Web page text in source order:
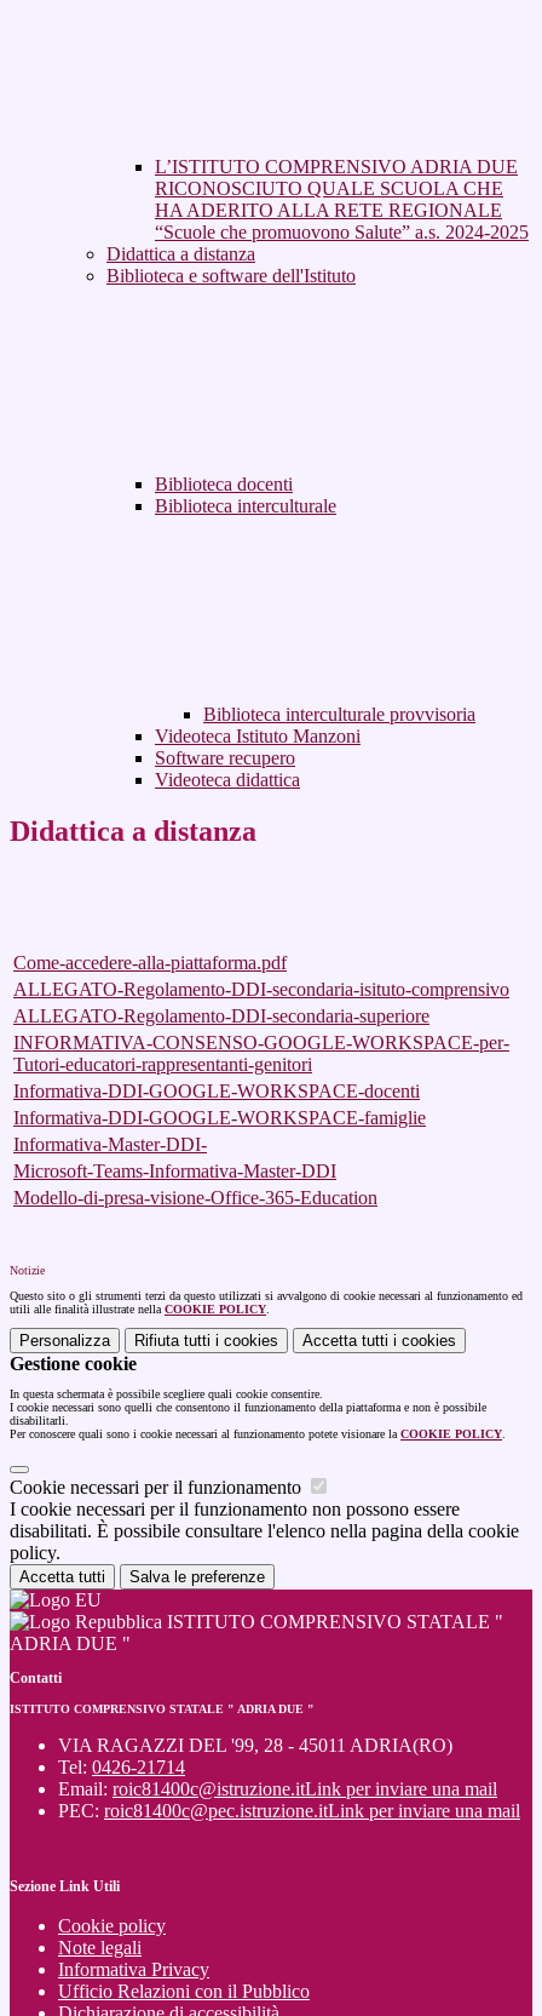
L’ISTITUTO COMPRENSIVO ADRIA DUE
RICONOSCIUTO QUALE SCUOLA CHE
HA ADERITO ALLA RETE REGIONALE
“Scuole che promuovono Salute” a.s. 2024-2025
Didattica a distanza
Biblioteca e software dell'Istituto
Biblioteca docenti
Biblioteca interculturale
Biblioteca interculturale provvisoria
Videoteca Istituto Manzoni
Software recupero
Videoteca didattica
Didattica a distanza
Come-accedere-alla-piattaforma.pdf
ALLEGATO-Regolamento-DDI-secondaria-isituto-comprensivo
ALLEGATO-Regolamento-DDI-secondaria-superiore
INFORMATIVA-CONSENSO-GOOGLE-WORKSPACE-per-
Tutori-educatori-rappresentanti-genitori
Informativa-DDI-GOOGLE-WORKSPACE-docenti
Informativa-DDI-GOOGLE-WORKSPACE-famiglie
Informativa-Master-DDI-
Microsoft-Teams-Informativa-Master-DDI
Modello-di-presa-visione-Office-365-Education
Notizie
Questo sito o gli strumenti terzi da questo utilizzati si avvalgono di cookie necessari al funzionamento ed
utili alle finalità illustrate nella COOKIE POLICY
Personalizza Rifiuta tutti i cookies Accetta tutti i cookies
Gestione cookie
In questa schermata è possibile scegliere quali cookie consentire.
I cookie necessari sono quelli che consentono il funzionamento della piattaforma e non è possibile
disabilitarli.
Per conoscere quali sono i cookie necessari al funzionamento potete visionare la COOKIE POLICY
Cookie necessari per il funzionamento
I cookie necessari per il funzionamento non possono essere
disabilitati. È possibile consultare l'elenco nella pagina della cookie
policy.
Accetta tutti Salva le preferenze
ISTITUTO COMPRENSIVO STATALE "
ADRIA DUE "
Contatti
ISTITUTO COMPRENSIVO STATALE " ADRIA DUE "
VIA RAGAZZI DEL '99, 28 - 45011 ADRIA(RO)
Tel: 0426-21714
Email: roic81400c@istruzione.itLink per inviare una mail
PEC: roic81400c@pec.istruzione.itLink per inviare una mail
Sezione Link Utili
Cookie policy
Note legali
Informativa Privacy
Ufficio Relazioni con il Pubblico